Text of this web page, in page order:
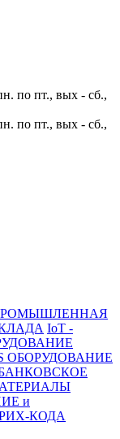
по пт., вых - сб.,
по пт., вых - сб.,
IoT -
ОБОРУДОВАНИЕ
и
КОДА